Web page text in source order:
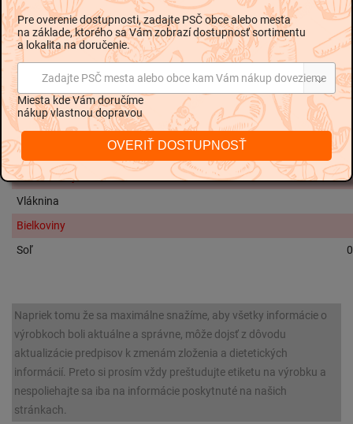
kyselina citrónová, antioxidant: kyselina askorbová
Nutričné hodnoty na 100g:
Energetická hodnota
332 kJ /
Tuky
Z toho nasýtené mastné kyseliny
Sacharidy
Z toho cukry
Vláknina
Bielkoviny
Soľ
Napriek tomu že sa maximálne snažíme, aby všetky informácie o
výrobkoch boli aktuálne a správne, môže dojsť z dôvodu
aktualizácie predpisov k zmenám zloženia a dietetických
informácií. Preto si prosím vždy preštudujte etiketu na výrobku a
nespoliehajte sa iba na informácie poskytnuté na našich
stránkach.
Pre overenie dostupnosti, zadajte PSČ obce alebo mesta
na základe, ktorého sa Vám zobrazí dostupnosť sortimentu
a lokalita na doručenie.
Zadajte PSČ mesta alebo obce kam Vám nákup dovezieme
Miesta kde Vám doručíme
nákup vlastnou dopravou
OVERIŤ DOSTUPNOSŤ